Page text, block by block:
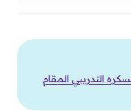
التدريبي المقام